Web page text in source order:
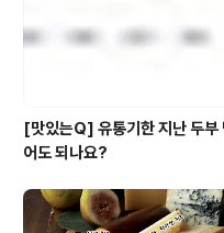
지로 꼽히는데, 우리나라에서는 전주
주, 조치원 등을 유명 복숭아 산지로
[맛있는Q] 유통기한 지난 두부
어도 되나요?